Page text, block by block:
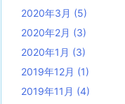
2020年3月 (5)
2020年2月 (3)
2020年1月 (3)
2019年12月 (1)
2019年11月 (4)